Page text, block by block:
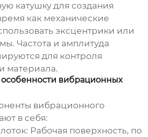
катушку для создания
как механические
эксцентрики или
Частота и амплитуда
для контроля
материала.
вибрационных
вибрационного
в себя:
Рабочая поверхность, по